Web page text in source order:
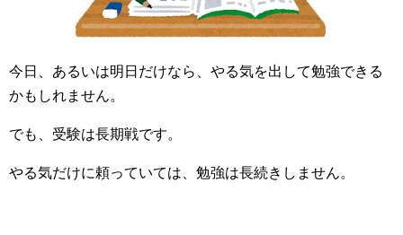
今日、あるいは明日だけなら、やる気を出して勉強できる
かもしれません。
でも、受験は長期戦です。
やる気だけに頼っていては、勉強は長続きしません。